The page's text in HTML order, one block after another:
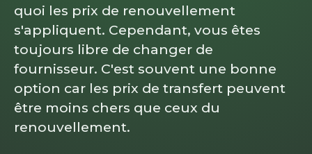
quoi les prix de renouvellement
s'appliquent. Cependant, vous êtes
toujours libre de changer de
fournisseur. C'est souvent une bonne
option car les prix de transfert peuvent
être moins chers que ceux du
renouvellement.